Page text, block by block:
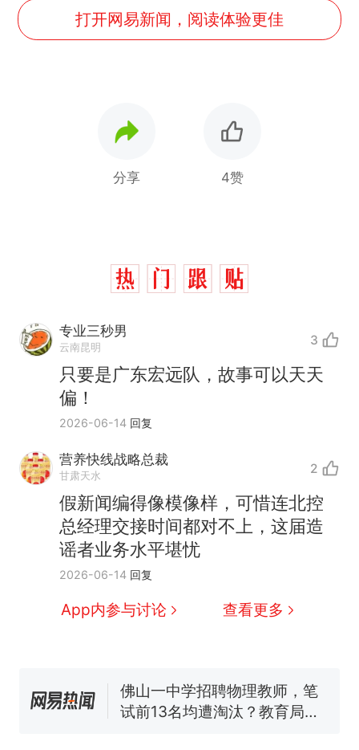
打开网易新闻，阅读体验更佳
分享 4赞
专业三秒男
云南昆明 3
只要是广东宏远队，故事可以天天
偏！
2026-06-14 回复
营养快线战略总裁
甘肃天水 2
假新闻编得像模像样，可惜连北控
总经理交接时间都对不上，这届造
谣者业务水平堪忧
2026-06-14 回复
App内参与讨论 查看更多
热 那个在床头放菜刀的女孩，
因老师一句“跟我回家”改写了
人生
新
费大厨“全国小炒肉大王”称
号，仅凭视频评出？中国烹饪
协会回应
笔试第一被第二名传话劝弃考
已叫停招聘，成立调查组全面
核查
台风"白海豚"中心附近最大风
力已达15级 最新研判